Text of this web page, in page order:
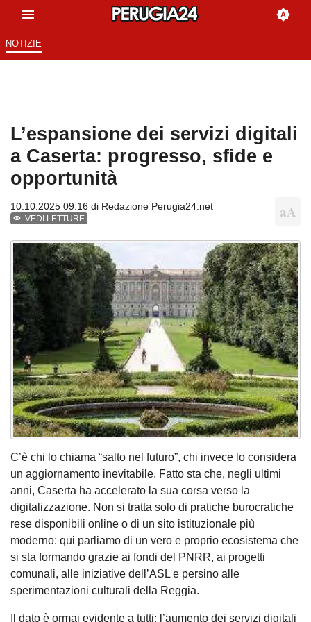
NOTIZIE
L’espansione dei servizi digitali
a Caserta: progresso, sfide e
opportunità
10.10.2025 09:16 di Redazione Perugia24.net
VEDI LETTURE
C’è chi lo chiama “salto nel futuro”, chi invece lo considera
un aggiornamento inevitabile. Fatto sta che, negli ultimi
anni, Caserta ha accelerato la sua corsa verso la
digitalizzazione. Non si tratta solo di pratiche burocratiche
rese disponibili online o di un sito istituzionale più
moderno: qui parliamo di un vero e proprio ecosistema che
si sta formando grazie ai fondi del PNRR, ai progetti
comunali, alle iniziative dell’ASL e persino alle
sperimentazioni culturali della Reggia.
Il dato è ormai evidente a tutti: l’aumento dei servizi digitali